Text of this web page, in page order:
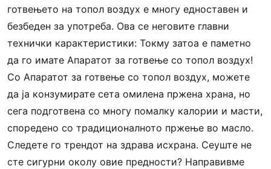
готвењето на топол воздух е многу едноставен и
безбеден за употреба. Ова се неговите главни
технички карактеристики: Токму затоа е паметно
да го имате Aпаратот за готвење со топол воздух!
Со Aпаратот за готвење со топол воздух, можете
да ја конзумирате сета омилена пржена храна, но
сега подготвена со многу помалку калории и масти,
споредено со традиционалното пржење во масло.
Следете го трендот на здрава исхрана. Сеуште не
сте сигурни околу овие предности? Направивме